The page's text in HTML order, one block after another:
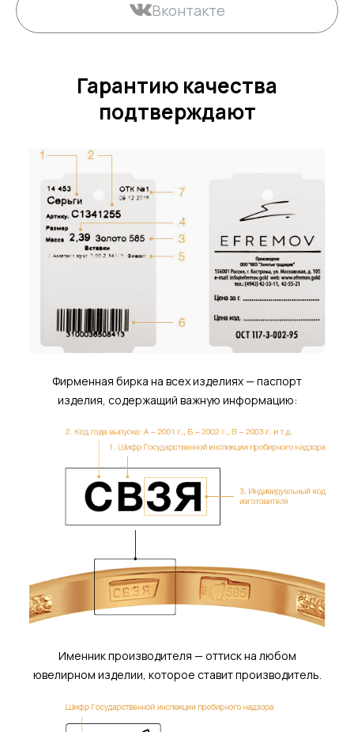
Вконтакте
Гарантию качества
подтверждают
Фирменная бирка на всех изделиях — паспорт
изделия, содержащий важную информацию:
Именник производителя — оттиск на любом
ювелирном изделии, которое ставит производитель.